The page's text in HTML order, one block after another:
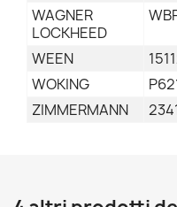
WAGNER
LOCKHEED
WEEN
WOKING
ZIMMERMANN